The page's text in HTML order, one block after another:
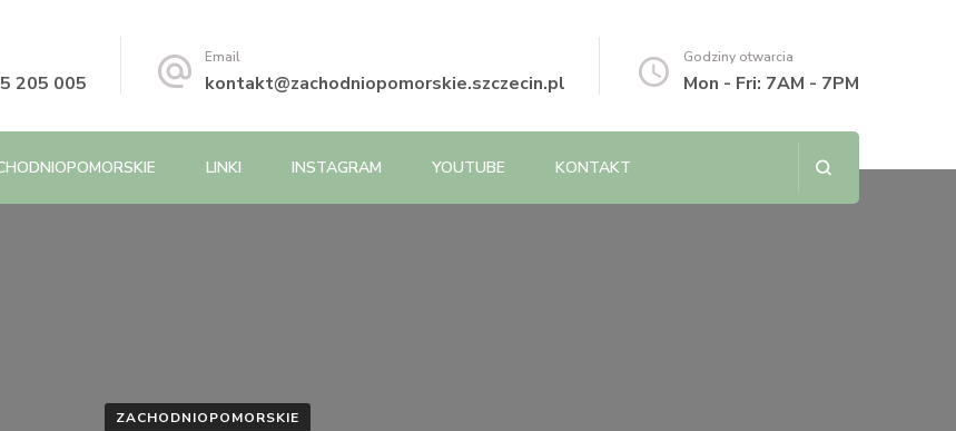
205 005
Email
kontakt@zachodniopomorskie.szczecin.pl
Godziny otwarcia
Mon - Fri: 7AM - 7PM
LINKI INSTAGRAM YOUTUBE KONTAKT
ZACHODNIOPOMORSKIE